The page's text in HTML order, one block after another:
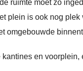
ruimte moet zo
plein is ook nog
omgebouwde
kantines en